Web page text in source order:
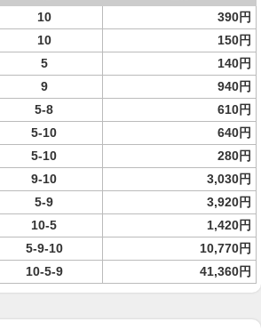
10 390円
10
150円
5
140円
9
940円
5-8
610円
5-10 640円
5-10
280円
9-10
3,030円
5-9
3,920円
10-5
1,420円
5-9-10
10,770円
10-5-9 41,360円